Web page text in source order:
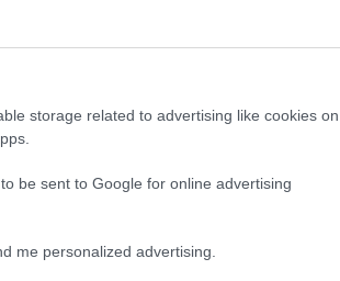
storage related to advertising like cookies on
be sent to Google for online advertising
me personalized advertising.